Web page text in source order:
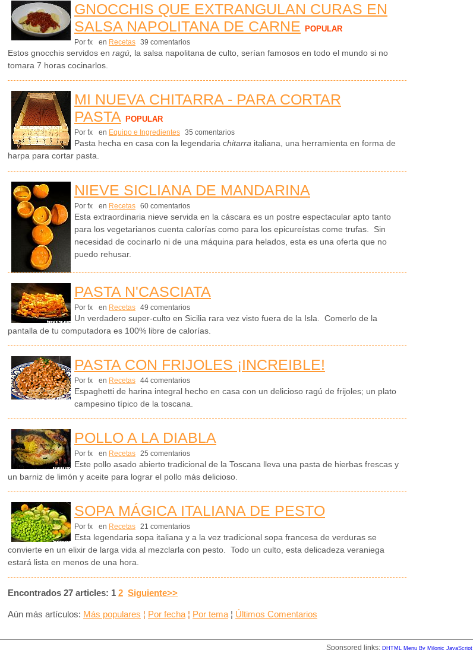
GNOCCHIS QUE EXTRANGULAN CURAS EN
SALSA NAPOLITANA DE CARNE
POPULAR
Por fx en Recetas 39 comentarios
Estos gnocchis servidos en ragú, la salsa napolitana de culto, serían famosos en todo el mundo si no
tomara 7 horas cocinarlos.
MI NUEVA CHITARRA - PARA CORTAR
PASTA
POPULAR
Por fx en Equipo e Ingredientes 35 comentarios
Pasta hecha en casa con la legendaria chitarra italiana, una herramienta en forma de
harpa para cortar pasta.
NIEVE SICLIANA DE MANDARINA
Por fx en Recetas 60 comentarios
Esta extraordinaria nieve servida en la cáscara es un postre espectacular apto tanto
para los vegetarianos cuenta calorías como para los epicureístas come trufas. Sin
necesidad de cocinarlo ni de una máquina para helados, esta es una oferta que no
puedo rehusar.
PASTA N'CASCIATA
Por fx en Recetas 49 comentarios
Un verdadero super-culto en Sicilia rara vez visto fuera de la Isla. Comerlo de la
pantalla de tu computadora es 100% libre de calorías.
PASTA CON FRIJOLES ¡INCREIBLE!
Por fx en Recetas 44 comentarios
Espaghetti de harina integral hecho en casa con un delicioso ragú de frijoles; un plato
campesino típico de la toscana.
POLLO A LA DIABLA
Por fx en Recetas 25 comentarios
Este pollo asado abierto tradicional de la Toscana lleva una pasta de hierbas frescas y
un barniz de limón y aceite para lograr el pollo más delicioso.
SOPA MÁGICA ITALIANA DE PESTO
Por fx en Recetas 21 comentarios
Esta legendaria sopa italiana y a la vez tradicional sopa francesa de verduras se
convierte en un elixir de larga vida al mezclarla con pesto. Todo un culto, esta delicadeza veraniega
estará lista en menos de una hora.
Encontrados 27 articles: 1 2 Siguiente>>
Aún más artículos: Más populares ¦ Por fecha¦ Por tema¦ Últimos Comentarios
Sponsored links: DHTML Menu By Milonic JavaScript